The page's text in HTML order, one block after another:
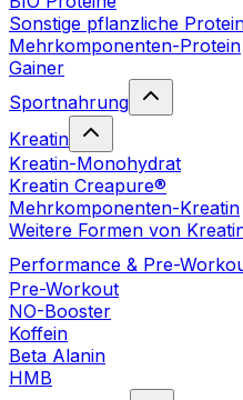
Sonstige pflanzliche
Mehrkomponenten-Protein
Gainer
Sportnahrung
Kreatin
Kreatin-Monohydrat
Kreatin Creapure®
Mehrkomponenten-Kreatin
Weitere Formen von
Performance & Pre-
Pre-Workout
NO-Booster
Koffein
Beta Alanin
HMB